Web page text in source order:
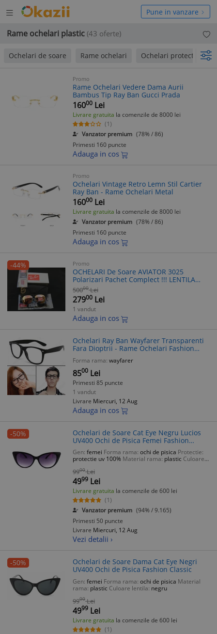
Deschide
meniul
Pune in vanzare
Rame ochelari plastic (43 oferte)
Ochelari de soare Rame ochelari Ochelari protectie
Promo
Rame Ochelari Vedere Dama Aurii
Bambus Tip Ray Ban Gucci Prada
16000 Lei
Livrare gratuita la comenzile de 8000 lei
(1)
Vanzator premium (78% / 86)
Primesti 160 puncte
Adauga in cos
Promo
Ochelari Vintage Retro Lemn Stil Cartier
Ray Ban - Rame Ochelari Metal
16000 Lei
Livrare gratuita la comenzile de 8000 lei
Vanzator premium (78% / 86)
Primesti 160 puncte
Adauga in cos
-44% Promo
OCHELARI De Soare AVIATOR 3025
Polarizari Pachet Complect !!! LENTILA
STICLA !!
50000 Lei
27900 Lei
1 vandut
Adauga in cos
Ochelari Ray Ban Wayfarer Transparenti
Fara Dioptrii - Rame Ochelari Fashion
Plastic Rezistent Unisex
Forma rama: wayfarer
8500 Lei
Primesti 85 puncte
1 vandut
Livrare Miercuri, 12 Aug
Adauga in cos
-50%
Ochelari de Soare Cat Eye Negru Lucios
UV400 Ochi de Pisica Femei Fashion
Classic
Gen: femei Forma rama: ochi de pisica Protectie:
protectie uv 100% Material rama: plastic Culoare
9900 Lei
4999 Lei
Livrare gratuita la comenzile de 600 lei
(1)
Vanzator premium (94% / 9.165)
Primesti 50 puncte
Livrare Miercuri, 12 Aug
Vezi detalii ›
-50%
Ochelari de Soare Dama Cat Eye Negri
UV400 Ochi de Pisica Fashion Classic
Gen: femei Forma rama: ochi de pisica Material
rama: plastic Culoare lentila: negru
9900 Lei
4999 Lei
Livrare gratuita la comenzile de 600 lei
(1)